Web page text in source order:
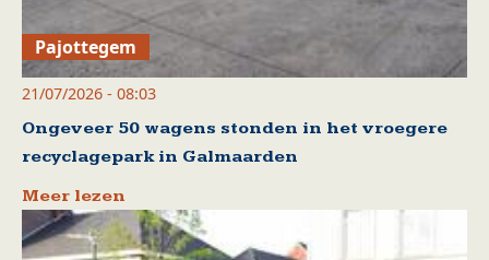
Pajottegem
21/07/2026 - 08:03
Ongeveer 50 wagens stonden in het vroegere
recyclagepark in Galmaarden
Meer lezen